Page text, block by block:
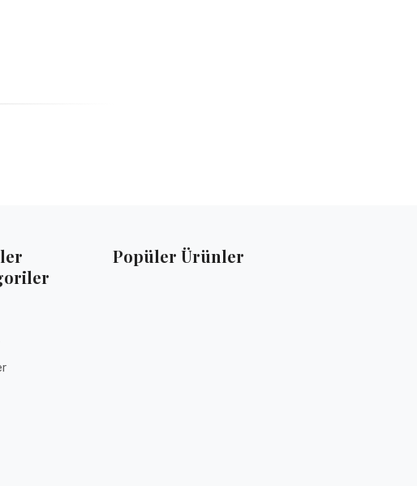
ediyoruz. Zorunlu alanlar işaretlendi.
Popüler Ürünler